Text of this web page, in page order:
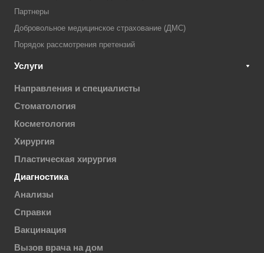
Партнеры
Добровольное медицинское страхование (ДМС)
Порядок рассмотрения претензий
Услуги
Направления и специалисты
Стоматология
Косметология
Хирургия
Пластическая хирургия
Диагностика
Анализы
Справки
Вакцинация
Вызов врача на дом